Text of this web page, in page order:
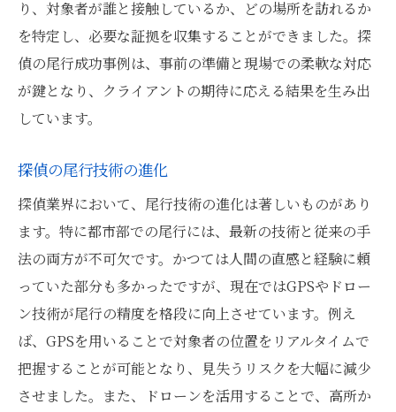
り、対象者が誰と接触しているか、どの場所を訪れるか
を特定し、必要な証拠を収集することができました。探
偵の尾行成功事例は、事前の準備と現場での柔軟な対応
が鍵となり、クライアントの期待に応える結果を生み出
しています。
探偵の尾行技術の進化
探偵業界において、尾行技術の進化は著しいものがあり
ます。特に都市部での尾行には、最新の技術と従来の手
法の両方が不可欠です。かつては人間の直感と経験に頼
っていた部分も多かったですが、現在ではGPSやドロー
ン技術が尾行の精度を格段に向上させています。例え
ば、GPSを用いることで対象者の位置をリアルタイムで
把握することが可能となり、見失うリスクを大幅に減少
させました。また、ドローンを活用することで、高所か